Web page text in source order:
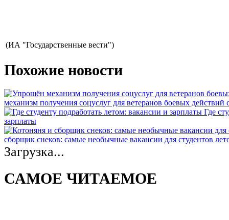
(ИА "Государственные вести")
Похожие новости
механизм получения соцуслуг для ветеранов боевых действий
Где
зарплаты
сборщик снеков: самые необычные вакансии для студентов
Загрузка...
САМОЕ ЧИТАЕМОЕ